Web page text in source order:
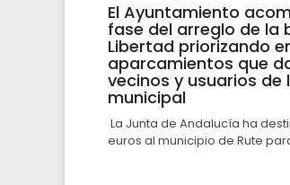
El Ayuntamiento
fase del arreglo de la
Libertad priorizando
aparcamientos que
vecinos y usuarios de
municipal
La Junta de Andalucía ha
euros al municipio de Rute